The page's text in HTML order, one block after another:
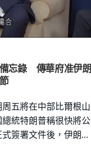
及應急管理部聯合舉
擬應對特大洪水災害
高防範應對自然災害
忘錄 傳華府准伊朗
周五將在中部比爾根山
統特朗普稱很快將公
簽署文件後，伊朗可